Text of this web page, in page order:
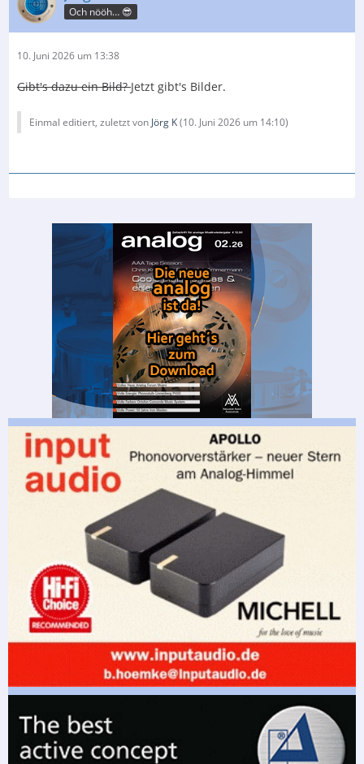
Och nööh… 😎
10. Juni 2026 um 13:38
Gibt's dazu ein Bild?Jetzt gibt's Bilder.
Einmal editiert, zuletzt von Jörg K(10. Juni 2026 um 14:10)